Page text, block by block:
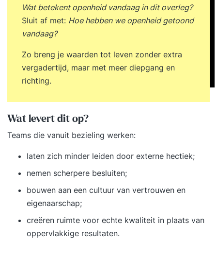
Wat betekent openheid vandaag in dit overleg?
Sluit af met: Hoe hebben we openheid getoond
vandaag?
Zo breng je waarden tot leven zonder extra
vergadertijd, maar met meer diepgang en
richting.
Wat levert dit op?
Teams die vanuit bezieling werken:
laten zich minder leiden door externe hectiek;
nemen scherpere besluiten;
bouwen aan een cultuur van vertrouwen en
eigenaarschap;
creëren ruimte voor echte kwaliteit in plaats van
oppervlakkige resultaten.